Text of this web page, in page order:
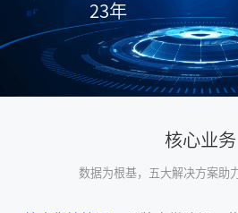
23年
核心业务
数据为根基，五大解决方案助